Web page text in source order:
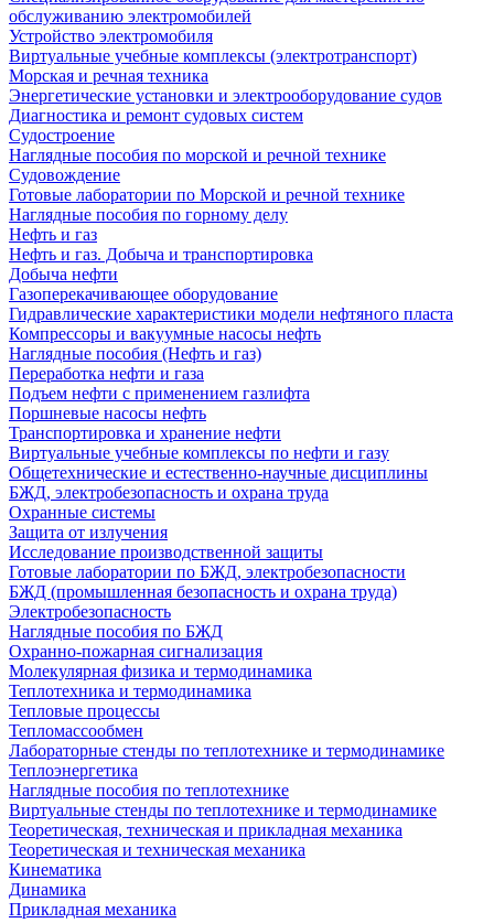
обслуживанию электромобилей
Устройство электромобиля
Виртуальные учебные комплексы (электротранспорт)
Морская и речная техника
Энергетические установки и электрооборудование судов
Диагностика и ремонт судовых систем
Судостроение
Наглядные пособия по морской и речной технике
Судовождение
Готовые лаборатории по Морской и речной технике
Наглядные пособия по горному делу
Нефть и газ
Нефть и газ. Добыча и транспортировка
Добыча нефти
Газоперекачивающее оборудование
Гидравлические характеристики модели нефтяного пласта
Компрессоры и вакуумные насосы нефть
Наглядные пособия (Нефть и газ)
Переработка нефти и газа
Подъем нефти с применением газлифта
Поршневые насосы нефть
Транспортировка и хранение нефти
Виртуальные учебные комплексы по нефти и газу
Общетехнические и естественно-научные дисциплины
БЖД, электробезопасность и охрана труда
Охранные системы
Защита от излучения
Исследование производственной защиты
Готовые лаборатории по БЖД, электробезопасности
БЖД (промышленная безопасность и охрана труда)
Электробезопасность
Наглядные пособия по БЖД
Охранно-пожарная сигнализация
Молекулярная физика и термодинамика
Теплотехника и термодинамика
Тепловые процессы
Тепломассообмен
Лабораторные стенды по теплотехнике и термодинамике
Теплоэнергетика
Наглядные пособия по теплотехнике
Виртуальные стенды по теплотехнике и термодинамике
Теоретическая, техническая и прикладная механика
Теоретическая и техническая механика
Кинематика
Динамика
Прикладная механика